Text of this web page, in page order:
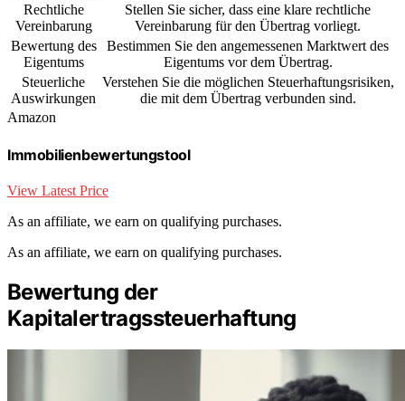
Rechtliche
Vereinbarung
Stellen Sie sicher, dass eine klare rechtliche
Vereinbarung für den Übertrag vorliegt.
Bewertung des
Eigentums
Bestimmen Sie den angemessenen Marktwert des
Eigentums vor dem Übertrag.
Steuerliche
Auswirkungen
Verstehen Sie die möglichen Steuerhaftungsrisiken,
die mit dem Übertrag verbunden sind.
Amazon
Immobilienbewertungstool
View Latest Price
As an affiliate, we earn on qualifying purchases.
As an affiliate, we earn on qualifying purchases.
Bewertung der
Kapitalertragssteuerhaftung